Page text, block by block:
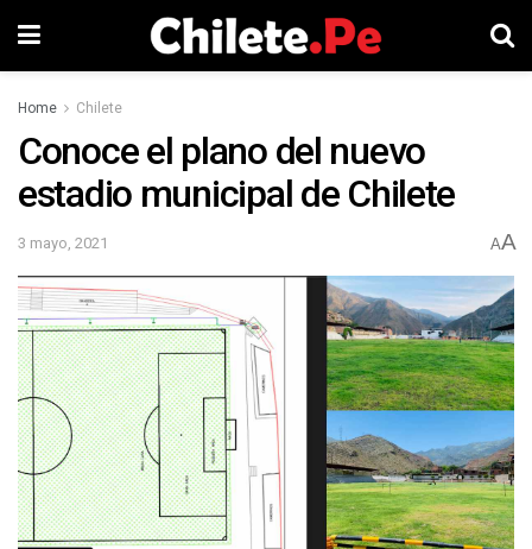
Home Chilete
Conoce el plano del nuevo
estadio municipal de Chilete
3 mayo, 2021 AA